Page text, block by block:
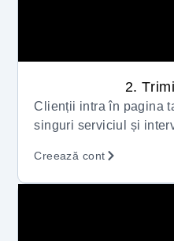
2.
Clienții intra în pagina
singuri serviciul și
Creează cont